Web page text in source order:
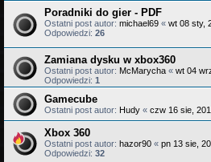
Poradniki do gier - PDF
Ostatni post autor: michael69 « wt 08 sty,
Odpowiedzi: 26
Zamiana dysku w xbox360
Ostatni post autor: McMarycha « wt 04
Odpowiedzi: 1
Gamecube
Ostatni post autor: Hudy « czw 16 sie,
Xbox 360
Ostatni post autor: hazor90 « pn 13 sie,
Odpowiedzi: 32